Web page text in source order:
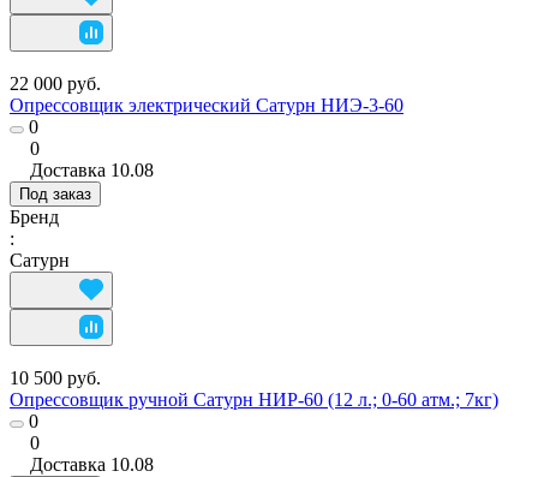
22 000 руб.
Опрессовщик электрический Сатурн НИЭ-3-60
0
0
Доставка 10.08
Под заказ
Бренд
:
Сатурн
10 500 руб.
Опрессовщик ручной Сатурн НИР-60 (12 л.; 0-60 атм.; 7кг)
0
0
Доставка 10.08